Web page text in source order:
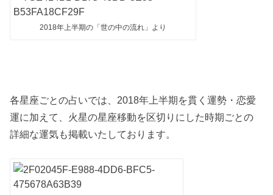
2018年上半期の「世の中の流れ」より
各星座ごとの占いでは、2018年上半期を貫く運勢・恋愛
運に加えて、火星の星座移動を区切りにした時期ごとの
詳細な運気も掲載いたしております。